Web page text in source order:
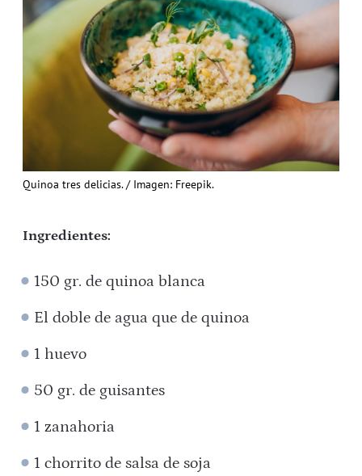
Quinoa tres delicias. / Imagen: Freepik.
Ingredientes:
150 gr. de quinoa blanca
El doble de agua que de quinoa
1 huevo
50 gr. de guisantes
1 zanahoria
1 chorrito de salsa de soja